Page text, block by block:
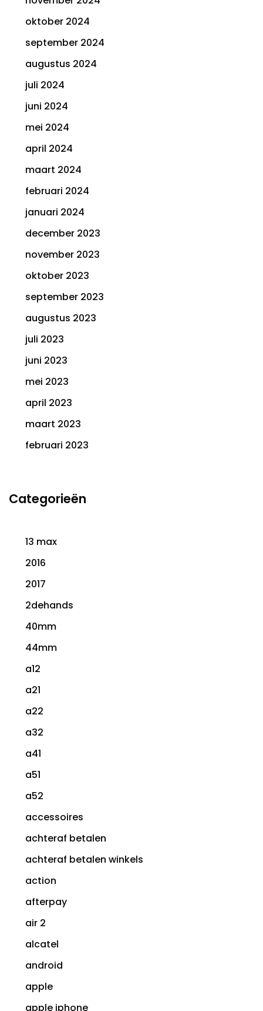
oktober 2024
september 2024
augustus 2024
juli 2024
juni 2024
mei 2024
april 2024
maart 2024
februari 2024
januari 2024
december 2023
november 2023
oktober 2023
september 2023
augustus 2023
juli 2023
juni 2023
mei 2023
april 2023
maart 2023
februari 2023
Categorieën
13 max
2016
2017
2dehands
40mm
44mm
a12
a21
a22
a32
a41
a51
a52
accessoires
achteraf betalen
achteraf betalen winkels
action
afterpay
air 2
alcatel
android
apple
apple iphone